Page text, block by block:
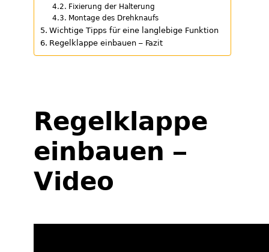
Fixierung der Halterung
Montage des Drehknaufs
Wichtige Tipps für eine langlebige Funktion
Regelklappe einbauen – Fazit
Regelklappe
einbauen –
Video